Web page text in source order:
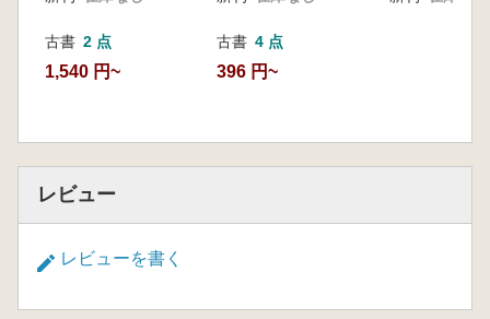
古書 2 点
1,540 円~
古書 4 点
396 円~
レビュー
レビューを書く